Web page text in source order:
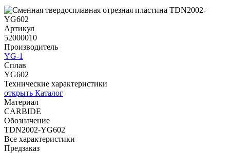
Артикул
52000010
Производитель
YG-1
Сплав
YG602
Технические характеристики
открыть Каталог
Материал
CARBIDE
Обозначение
TDN2002-YG602
Все характеристики
Предзаказ